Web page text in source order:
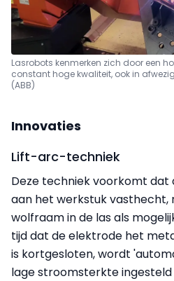
Lasrobots kenmerken zich door een
constant hoge kwaliteit, ook in
(ABB)
Innovaties
Lift-arc-techniek
Deze techniek voorkomt
aan het werkstuk vasthecht,
wolfraam in de las als
tijd dat de elektrode het
is kortgesloten, wordt
lage stroomsterkte